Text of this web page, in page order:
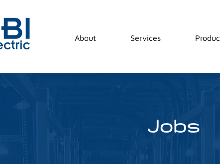
About Services
Jobs